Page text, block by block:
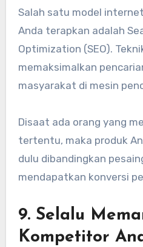
Salah satu model
Anda terapkan adalah
Optimization (SEO).
memaksimalkan
masyarakat di mesin
Disaat ada orang yang
tertentu, maka produk
dulu dibandingkan
mendapatkan konversi
9. Selalu
Kompetitor